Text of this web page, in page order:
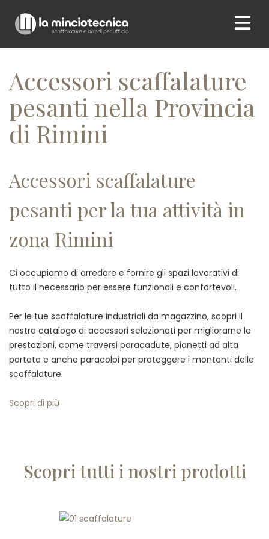
Home/ Accessori scaffalature pesanti nella Provincia di Rimini
Accessori scaffalature
pesanti nella Provincia
di Rimini
Accessori scaffalature
pesanti per la tua attività in
zona Rimini
Ci occupiamo di arredare e fornire gli spazi lavorativi di
tutto il necessario per essere funzionali e confortevoli.
Per le tue scaffalature industriali da magazzino, scopri il
nostro catalogo di accessori selezionati per migliorarne le
prestazioni, come traversi paracadute, pianetti ad alta
portata e anche paracolpi per proteggere i montanti delle
scaffalature.
Scopri di più
Scopri tutti i nostri prodotti